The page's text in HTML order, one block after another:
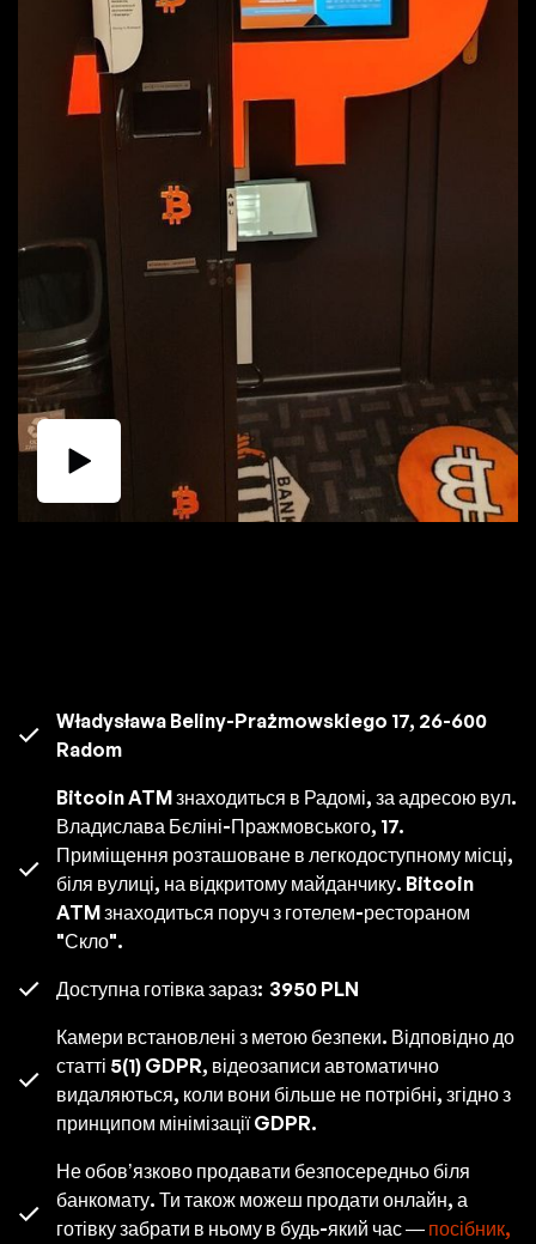
Władysława Beliny-Prażmowskiego 17, 26-600
Radom
Bitcoin ATM знаходиться в Радомі, за адресою вул.
Владислава Бєліні-Пражмовського, 17.
Приміщення розташоване в легкодоступному місці,
біля вулиці, на відкритому майданчику. Bitcoin
ATM знаходиться поруч з готелем-рестораном
"Скло".
Доступна готівка зараз: 3950 PLN
Камери встановлені з метою безпеки. Відповідно до
статті 5(1) GDPR, відеозаписи автоматично
видаляються, коли вони більше не потрібні, згідно з
принципом мінімізації GDPR.
Не обов’язково продавати безпосередньо біля
банкомату. Ти також можеш продати онлайн, а
готівку забрати в ньому в будь-який час — посібник,